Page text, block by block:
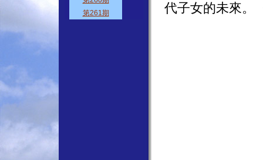
代子女的未來。